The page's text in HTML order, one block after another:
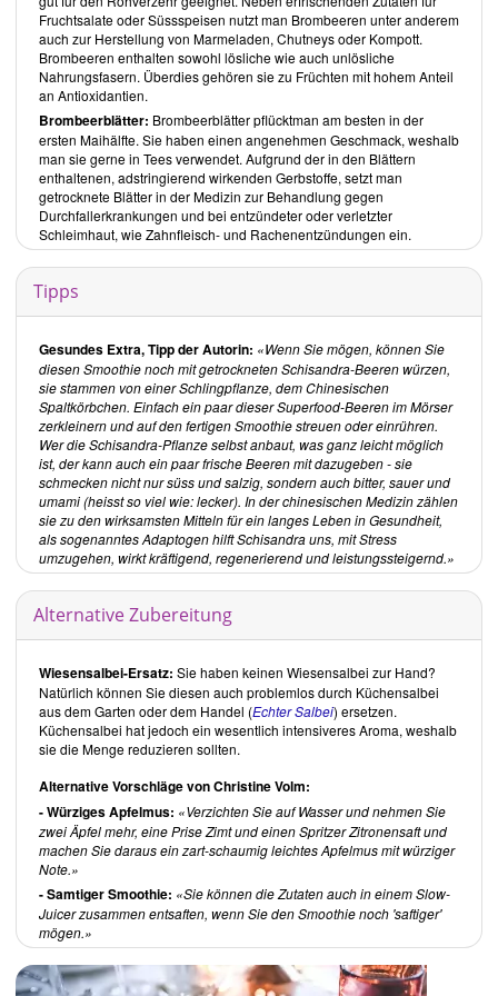
zum sofortigen Ausprobieren anregen, sondern er lernt auch ganz
nebenbei, wie er gängige und wilde Zutaten selbstständig und kreativ
zu einem saisonalen Smoothie mit gesundheitlichem Mehrwert
kombinieren kann.
Dieses Buch von Christine Volmist ebenso, wie die von ihr
erschienenen Bücher
veganer Rohkost und Wildpflanzen(Neuauflage des Titels
Rohköstliches - gesund durchs Leben mit Rohkost und Wildpflanzen)
und Meine liebsten Wildpflanzen – rohköstlich, beimUlmer Verlag
oder beiAmazonerhältlich.
Über die Autorin
Christine Volm, Gartenbauwissenschaftlerin und Wildkräuterexpertin,
ist selbst langjährige Rohköstlerin. Neben Roh-Potlucks bietet sie
auch rohköstliche Wildkräuterführungen an, hält Vorträge und gibt
Seminare. Im
Inhalt des Buches
Im vorderen und hinteren Innencover stellt die Autorin, neben den
jahreszeitlich gegliederten Rezepten, ihr erstes und bis heute
wichtigstes Smoothie-Rezept vor, denIron Banana mit jungen
Brennnesseln.
Das Buch ist in zwei Abschnitte gegliedert:
Was Sie über Smoothies mit Wildpflanzen wissen wollen
Rezepte, Rezepte …
Was Sie über Smoothies mit Wildpflanzen wissen wollen:
Hier zeigtChristine Volmverschiedene Zubereitungsvarianten von
Wildpflanzen. Dieser Abschnitt ist in folgende Kapitel unterteilt:
Smoothies für alle
Wildpflanzen - wie und wozu?
Smoothies zubereiten
Die hier aufgeführten Smoothies entsprechen nicht alle dem
Smoothie im klassischen Sinne. Je nach Wassergehalt, Binde- und
Gelierfähigkeit der Zutaten haben die Smoothies vonChristine Volm
eine unterschiedliche Konsistenz. Diese reicht von flüssig bis hin zu
cremig und ist entsprechend in folgende Kapitel unterteilt:
Trinkt sich so weg … Getränke und gesunde Cocktails
Cremiges aus dem Glas … Frappé, Flip und mehr
Zum Weglöffeln und Schlecken … Eis, Creme, Pudding,
Kompott und Mousse
Fruchtsalate oder Süssspeisen nutzt man Brombeeren unter anderem
auch zur Herstellung von Marmeladen, Chutneys oder Kompott.
Brombeeren enthalten sowohl lösliche wie auch unlösliche
Nahrungsfasern. Überdies gehören sie zu Früchten mit hohem Anteil
an Antioxidantien.
Brombeerblätter: Brombeerblätter pflücktman am besten in der
ersten Maihälfte. Sie haben einen angenehmen Geschmack, weshalb
man sie gerne in Tees verwendet. Aufgrund der in den Blättern
enthaltenen, adstringierend wirkenden Gerbstoffe, setzt man
getrocknete Blätter in der Medizin zur Behandlung gegen
Durchfallerkrankungen und bei entzündeter oder verletzter
Schleimhaut, wie Zahnfleisch- und Rachenentzündungen ein.
Tipps
Gesundes Extra, Tipp der Autorin:
Wenn Sie mögen, können Sie
diesen Smoothie noch mit getrockneten Schisandra-Beeren würzen,
sie stammen von einer Schlingpflanze, dem Chinesischen
Spaltkörbchen. Einfach ein paar dieser Superfood-Beeren im Mörser
zerkleinern und auf den fertigen Smoothie streuen oder einrühren.
Wer die Schisandra-Pflanze selbst anbaut, was ganz leicht möglich
ist, der kann auch ein paar frische Beeren mit dazugeben - sie
schmecken nicht nur süss und salzig, sondern auch bitter, sauer und
umami (heisst so viel wie: lecker). In der chinesischen Medizin zählen
sie zu den wirksamsten Mitteln für ein langes Leben in Gesundheit,
als sogenanntes Adaptogen hilft Schisandra uns, mit Stress
umzugehen, wirkt kräftigend, regenerierend und leistungssteigernd.
Alternative Zubereitung
Wiesensalbei-Ersatz: Sie haben keinen Wiesensalbei zur Hand?
Natürlich können Sie diesen auch problemlos durch Küchensalbei
aus dem Garten oder dem Handel (Echter Salbei) ersetzen.
Küchensalbei hat jedoch ein wesentlich intensiveres Aroma, weshalb
sie die Menge reduzieren sollten.
Alternative Vorschläge von Christine Volm:
- Würziges Apfelmus:
Verzichten Sie auf Wasser und nehmen Sie
zwei Äpfel mehr, eine Prise Zimt und einen Spritzer Zitronensaft und
machen Sie daraus ein zart-schaumig leichtes Apfelmus mit würziger
Note.
- Samtiger Smoothie:
Sie können die Zutaten auch in einem Slow-
Juicer zusammen entsaften, wenn Sie den Smoothie noch 'saftiger'
mögen.